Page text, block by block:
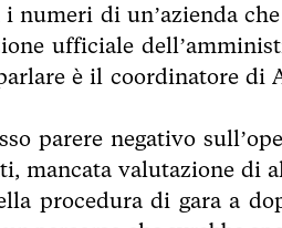
di un’azienda
ufficiale
è il coordinatore di
parere negativo
mancata valutazione di
procedura di gara a